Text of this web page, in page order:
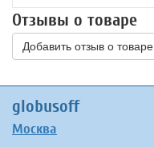
Отзывы о товаре
Добавить отзыв о товаре
globusoff
Москва